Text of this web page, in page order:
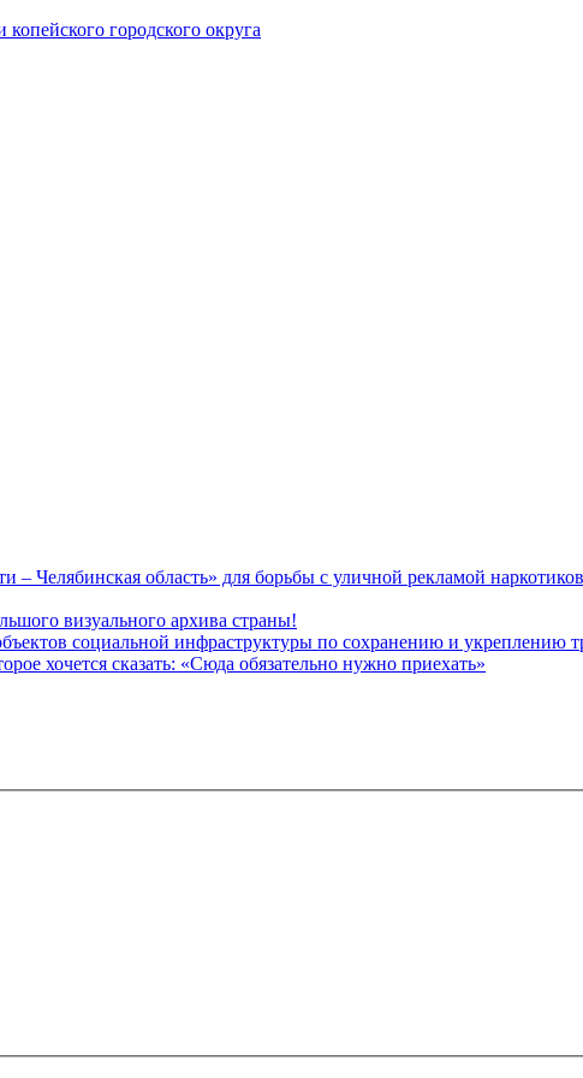
Челябинская область» для борьбы с уличной рекламой наркотиков
визуального архива страны!
социальной инфраструктуры по сохранению и укреплению
хочется сказать: «Сюда обязательно нужно приехать»